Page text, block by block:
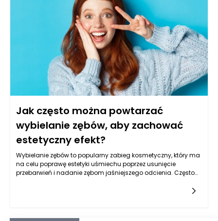
specjalisty, czy awaria może być rozwiązana zdalnie.
Równocześnie, ważne jest, aby zarządca okazał empatię i
zrozumienie dla lokatora, który może odczuwać stres
związany z daną sytuacją. Takie podejście buduje zaufanie i
pokazuje, że zarządzanie nieruchomościami Poznań nie
polega jedynie na sprawnym administrowaniu, ale także na
tworzeniu relacji z mieszkańcami.
Jak często można powtarzać
wybielanie zębów, aby zachować
estetyczny efekt?
Wybielanie zębów to popularny zabieg kosmetyczny, który ma
na celu poprawę estetyki uśmiechu poprzez usunięcie
przebarwień i nadanie zębom jaśniejszego odcienia. Często
jak rodzaj zastosowanej metody wybielania, indywidualne